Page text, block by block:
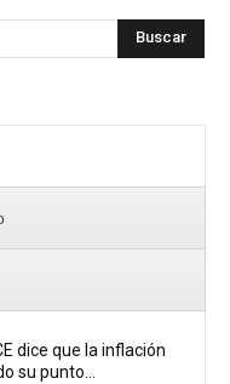
Buscar
dice que la inflación
su punto...